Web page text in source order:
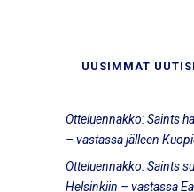
UUSIMMAT
Otteluennakko: Saints
– vastassa jälleen
Otteluennakko: Saints
Helsinkiin – vastassa